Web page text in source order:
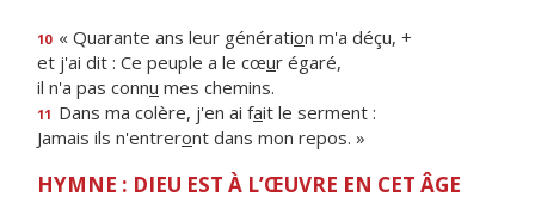
10 « Quarante ans leur génération m'a déçu, +
et j'ai dit : Ce peuple a le cœur égaré,
il n'a pas connu mes chemins.
11 Dans ma colère, j'en ai fait le serment :
Jamais ils n'entreront dans mon repos. »
HYMNE : DIEU EST À L’ŒUVRE EN CET ÂGE